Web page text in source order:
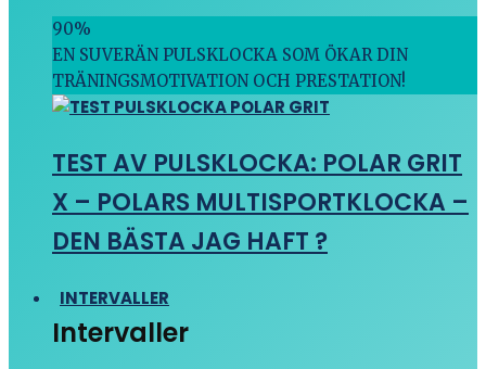
90%
EN SUVERÄN PULSKLOCKA SOM ÖKAR DIN
TRÄNINGSMOTIVATION OCH PRESTATION!
TEST AV PULSKLOCKA: POLAR GRIT
X – POLARS MULTISPORTKLOCKA –
DEN BÄSTA JAG HAFT ?
INTERVALLER
Intervaller